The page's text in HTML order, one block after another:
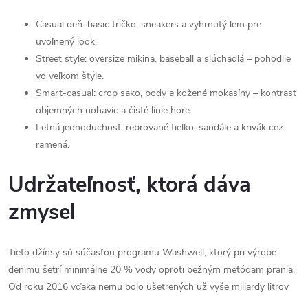
Casual deň: basic tričko, sneakers a vyhrnutý lem pre
uvoľnený look.
Street style: oversize mikina, baseball a slúchadlá – pohodlie
vo veľkom štýle.
Smart-casual: crop sako, body a kožené mokasíny – kontrast
objemných nohavíc a čisté línie hore.
Letná jednoduchosť: rebrované tielko, sandále a krivák cez
ramená.
Udržateľnosť, ktorá dáva
zmysel
Tieto džínsy sú súčasťou programu Washwell, ktorý pri výrobe
denimu šetrí minimálne 20 % vody oproti bežným metódam prania.
Od roku 2016 vďaka nemu bolo ušetrených už vyše miliardy litrov